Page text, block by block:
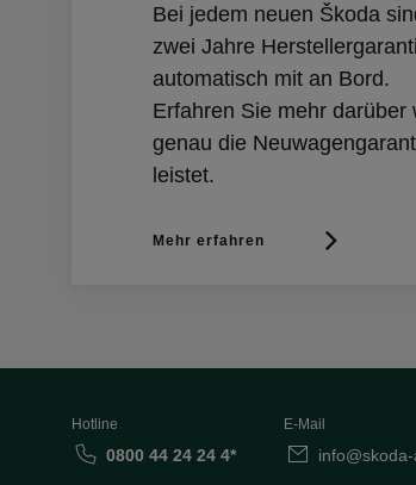
Bei jedem neuen Škoda
zwei Jahre
automatisch mit an Bord.
Erfahren Sie mehr darüber
genau die
leistet.
Mehr erfahren
Hotline
0800 44 24 24 4*
E-Mail